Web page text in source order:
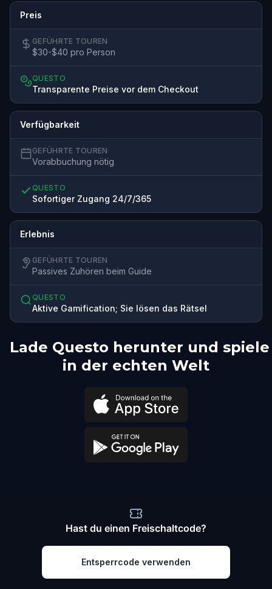
Preis
GEFÜHRTE TOUREN
$30-$40 pro Person
QUESTO
Transparente Preise vor dem Checkout
Verfügbarkeit
GEFÜHRTE TOUREN
Vorabbuchung nötig
QUESTO
Sofortiger Zugang 24/7/365
Erlebnis
GEFÜHRTE TOUREN
Passives Zuhören beim Guide
QUESTO
Aktive Gamification; Sie lösen das Rätsel
Lade Questo herunter und spiele
in der echten Welt
Hast du einen Freischaltcode?
Entsperrcode verwenden